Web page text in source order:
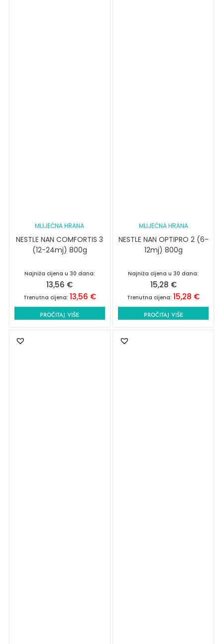
MLIJEČNA HRANA
NESTLE NAN COMFORTIS 3
(12-24mj) 800g
Najniža cijena u 30 dana:
13,56 €
Trenutna cijena: 13,56 €
PROČITAJ VIŠE
MLIJEČNA HRANA
NESTLE NAN OPTIPRO 2 (6-
12mj) 800g
Najniža cijena u 30 dana:
15,28 €
Trenutna cijena: 15,28 €
PROČITAJ VIŠE